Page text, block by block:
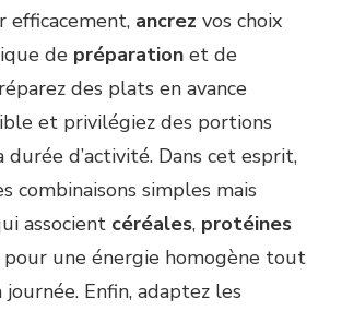
efficacement, ancrez vos choix
de préparation et de
des plats en avance
et privilégiez des portions
durée d’activité. Dans cet esprit,
combinaisons simples mais
associent céréales, protéines
pour une énergie homogène tout
Enfin, adaptez les